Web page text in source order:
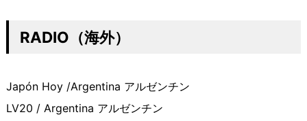
RADIO（海外）
Japón Hoy /Argentina アルゼンチン
LV20 / Argentina アルゼンチン